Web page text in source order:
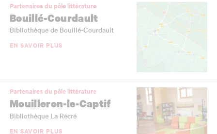
Partenaires du pôle littérature
Bouillé-Courdault
Bibliothèque de Bouillé-Courdault
EN SAVOIR PLUS
Partenaires du pôle littérature
Mouilleron-le-Captif
Bibliothèque La Récré
EN SAVOIR PLUS